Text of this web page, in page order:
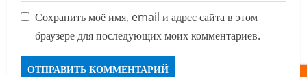
Сохранить моё имя, email и адрес сайта в этом
браузере для последующих моих комментариев.